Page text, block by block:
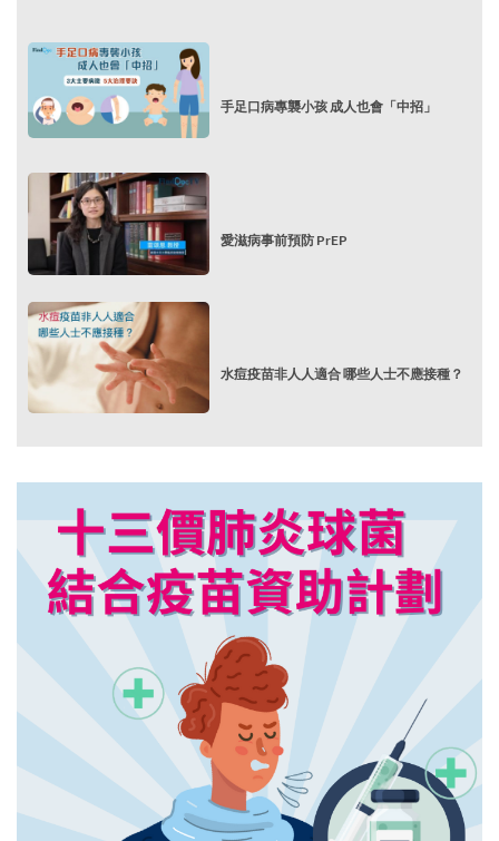
手足口病專襲小孩 成人也會「中招」
愛滋病事前預防 PrEP
水痘疫苗非人人適合 哪些人士不應接種？